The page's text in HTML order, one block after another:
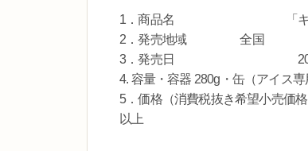
1．商品名 「キリン フ
2．発売地域 全国
3．発売日 2018年4
4. 容量・容器 280g・缶（アイス
5．価格（消費税抜き希望小売価
以上